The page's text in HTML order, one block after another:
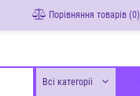
Порівняння товарів (0)
Всі категоріі